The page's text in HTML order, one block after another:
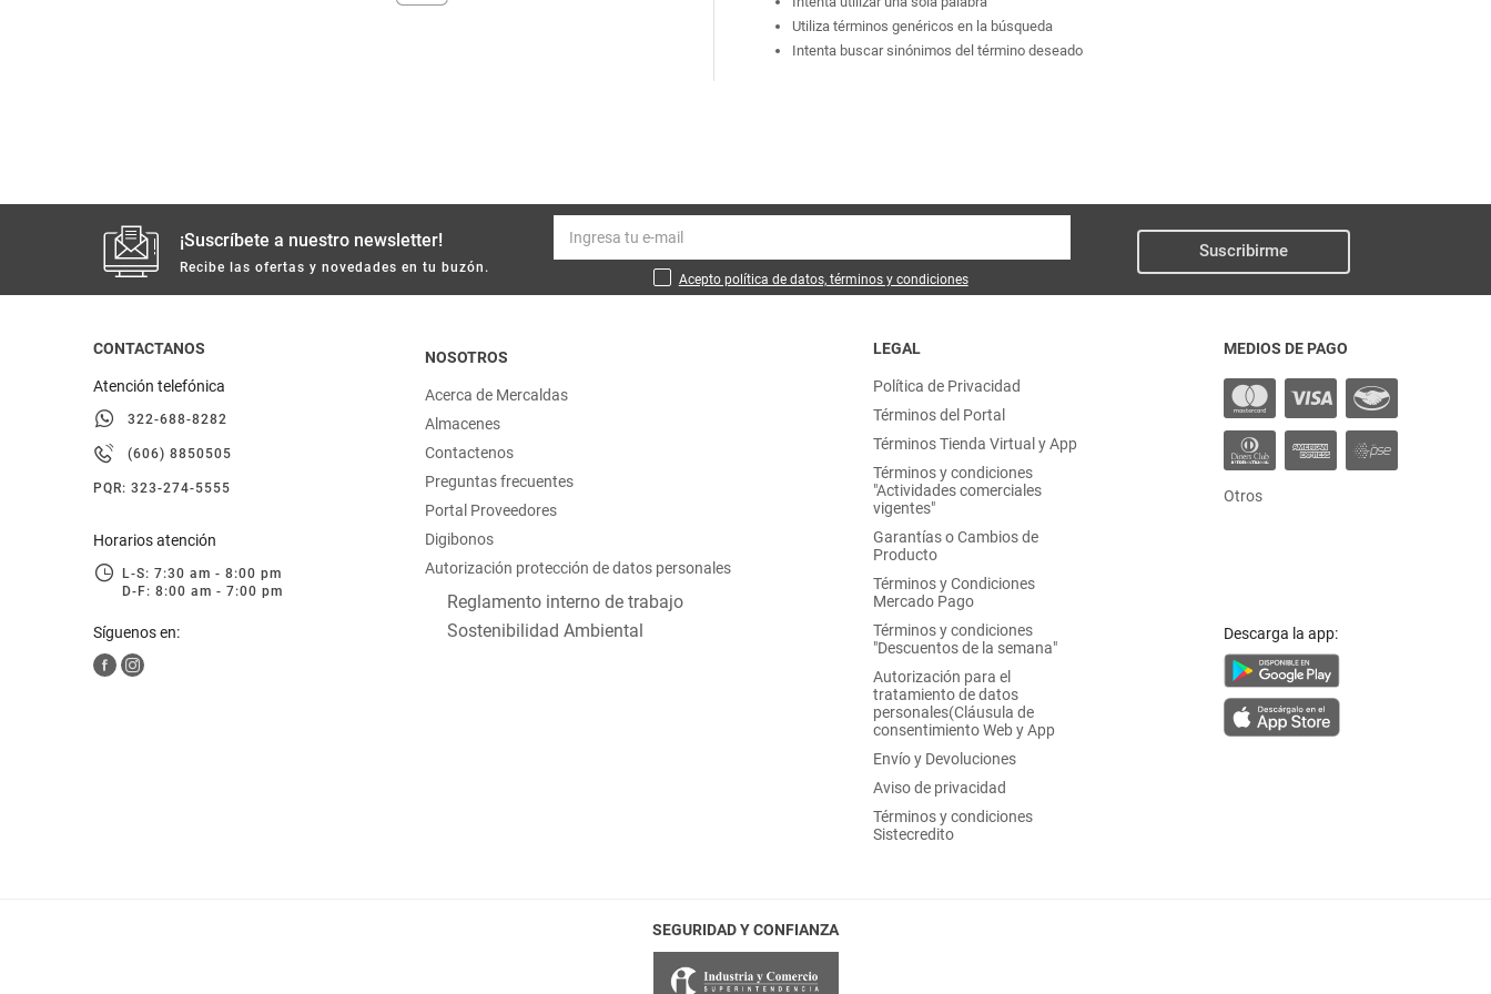
mascotas
cuidado personal
otros
tecnología
Utiliza términos genéricos en la búsqueda
Intenta buscar sinónimos del término deseado
¡Suscríbete a nuestro newsletter!
Recibe las ofertas y novedades en tu buzón.
Acepto política de datos, términos y condiciones
Suscribirme
CONTACTANOS
Atención telefónica
322-688-8282
(606) 8850505
PQR: 323-274-5555
Horarios atención
L-S: 7:30 am - 8:00 pm
D-F: 8:00 am - 7:00 pm
Síguenos en:
NOSOTROS
Acerca de Mercaldas
Almacenes
Contactenos
Preguntas frecuentes
Portal Proveedores
Digibonos
Autorización protección de datos personales
Reglamento interno de trabajo
Sostenibilidad Ambiental
LEGAL
Política de Privacidad
Términos del Portal
Términos Tienda Virtual y App
Términos y condiciones
"Actividades comerciales
vigentes"
Garantías o Cambios de
Producto
Términos y Condiciones
Mercado Pago
Términos y condiciones
"Descuentos de la semana"
Autorización para el
tratamiento de datos
personales(Cláusula de
consentimiento Web y App
Envío y Devoluciones
Aviso de privacidad
Términos y condiciones
Sistecredito
MEDIOS DE PAGO
Otros
Descarga la app:
SEGURIDAD Y CONFIANZA